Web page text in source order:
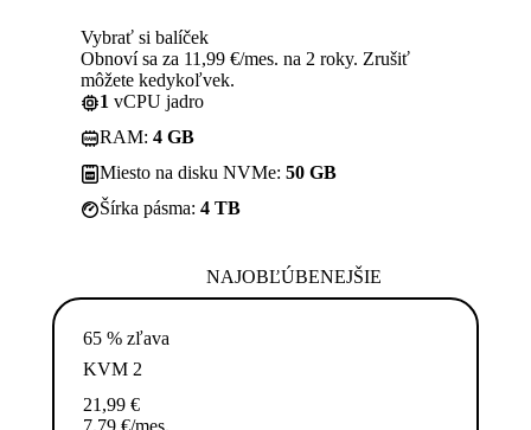
Vybrať si balíček
Obnoví sa za 11,99 €/mes. na 2 roky. Zrušiť
môžete kedykoľvek.
1 vCPU jadro
RAM: 4 GB
Miesto na disku NVMe: 50 GB
Šírka pásma: 4 TB
NAJOBĽÚBENEJŠIE
65 % zľava
KVM 2
21,99 €